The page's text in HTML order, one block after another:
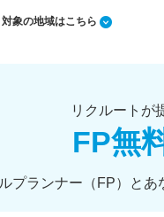
対象の地域はこちら
リクルートが
FP無
プランナー（FP）と